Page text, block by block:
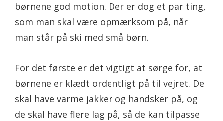
børnene god motion. Der er dog et par ting,
som man skal være opmærksom på, når
man står på ski med små børn.
For det første er det vigtigt at sørge for, at
børnene er klædt ordentligt på til vejret. De
skal have varme jakker og handsker på, og
de skal have flere lag på, så de kan tilpasse